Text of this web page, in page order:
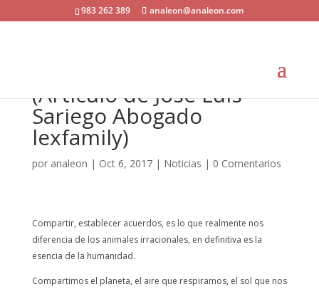
983 262 389 analeon@analeon.com
(Artículo de José Luis
Sariego Abogado
lexfamily)
por analeon | Oct 6, 2017| Noticias | 0 Comentarios
Compartir, establecer acuerdos, es lo que realmente nos
diferencia de los animales irracionales, en definitiva es la
esencia de la humanidad.
Compartimos el planeta, el aire que respiramos, el sol que nos